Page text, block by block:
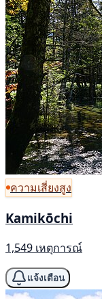
ความเสี่ยงสูง
Kamikōchi
1,549 เหตุการณ์
แจ้งเตือน